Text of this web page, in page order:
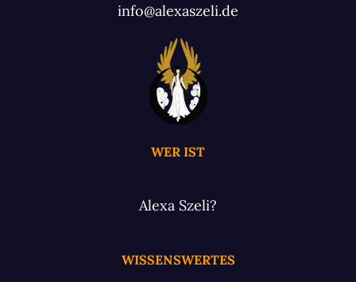
info@alexaszeli.de
WER IST
Alexa Szeli?
WISSENSWERTES